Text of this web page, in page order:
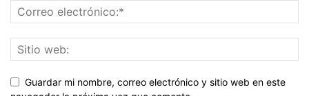
Guardar mi nombre, correo electrónico y sitio web en este